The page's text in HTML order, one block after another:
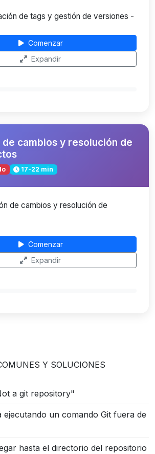
de tags y gestión de versiones -
Comenzar
Expandir
de cambios y resolución de
17-22 min
de cambios y resolución de
Comenzar
Expandir
Y SOLUCIONES
a git repository"
ejecutando un comando Git fuera de
hasta el directorio del repositorio